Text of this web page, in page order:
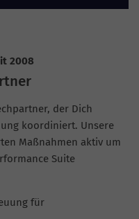
2008
der Dich
koordiniert. Unsere
Maßnahmen aktiv um
Suite
für